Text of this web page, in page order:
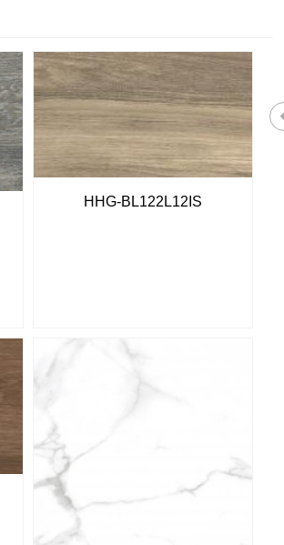
HHG-BL122L12IS
Nhà phân phối gạch ngói, sơn
tại Quảng Ngãi